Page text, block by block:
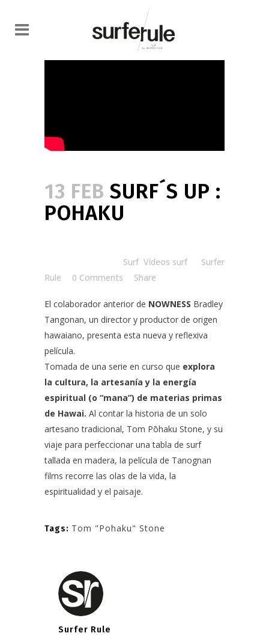
13 FEB SURF´S UP :
POHAKU
Surf Vídeos surf
Surfer
Rule
0 Comments Share
El colaborador anterior de NOWNESS Bradley
Tangonan, un director y productor de origen
hawaiano, presenta esta nueva y reflexiva
película.
Tomada de una serie en curso que explora
la cultura, la artesanía y la energía
espiritual (o “mana”) de materias primas
de Hawai. Al contar la historia de un solo
artesano tradicional, Tom Pōhaku Stone, y su
viaje para perfeccionar una tabla de surf
tallada en madera, la película de Tanognan
films recorre las olas de la vida, la
espiritualidad y el paisaje.
Tags: Tom "Pohaku" Stone
Surfer Rule